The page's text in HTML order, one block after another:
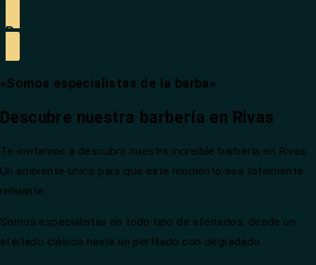
Reservar cita
«Somos especialistas de la barba»
Descubre nuestra barbería en Rivas
Te invitamos a descubrir nuestra increíble barbería en Rivas.
Un ambiente único para que este momento sea totalmente
relajante.
Somos especialistas en todo tipo de afeitados, desde un
afeitado clásico hasta un perfilado con degradado.